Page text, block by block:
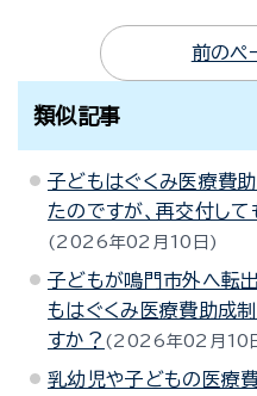
前のペ
類似記事
子どもはぐくみ医療費
たのですが、再交付して
2026年02月10日
子どもが鳴門市外へ転
もはぐくみ医療費助成
すか？
2026年02月10
乳幼児や子どもの医療